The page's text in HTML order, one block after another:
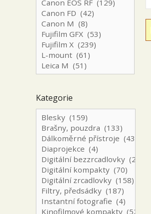
Kategorie